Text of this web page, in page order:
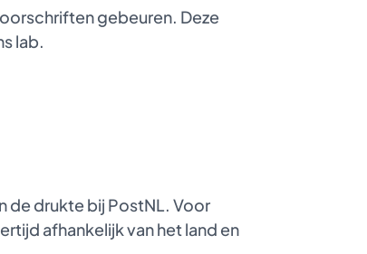
gebeuren. Deze
lab.
de drukte bij PostNL. Voor
afhankelijk van het land en